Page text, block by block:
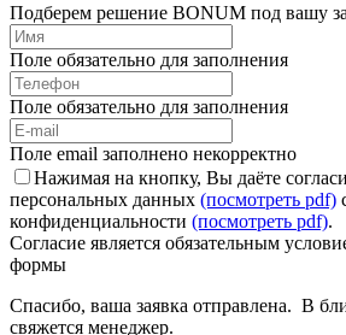
Подберем решение BONUM под вашу
Поле обязательно для заполнения
Поле обязательно для заполнения
Поле email заполнено некорректно
Нажимая на кнопку, Вы даёте
персональных данных (посмотреть pdf)
конфиденциальности (посмотреть pdf).
Согласие является обязательным
формы
Спасибо, ваша заявка отправлена. В
свяжется менеджер.